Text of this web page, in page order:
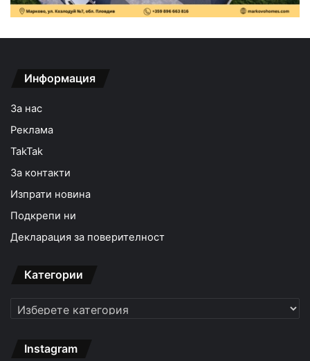
Информация
За нас
Реклама
TakTak
За контакти
Изпрати новина
Подкрепи ни
Декларация за поверителност
Категории
Категории
Instagram